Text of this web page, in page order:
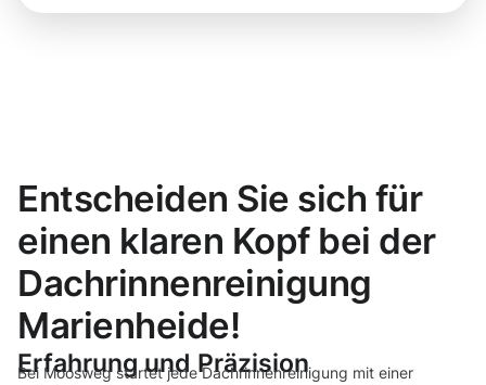
Entscheiden Sie sich für
einen klaren Kopf bei der
Dachrinnenreinigung
Marienheide!
Erfahrung und Präzision
Bei Moosweg startet jede Dachrinnenreinigung mit einer